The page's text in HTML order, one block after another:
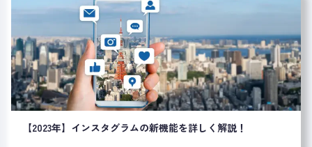
【2023年】インスタグラムの新機能を詳しく解説！